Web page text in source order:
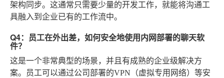
架构同步。这通常只需要少量的开发工作，就能将沟通工
具融入到企业已有的工作流中。
Q4：员工在外出差，如何安全地使用内网部署的聊天软
件？
这是一个非常典型的场景，并且有成熟的企业级解决方
案。员工可以通过公司部署的VPN（虚拟专用网络）等安